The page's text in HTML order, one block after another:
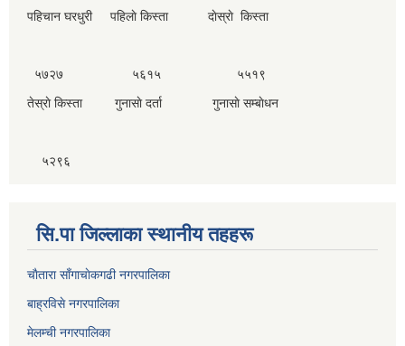
पहिचान घरधुरी पहिलाे किस्ता दाेस्राे किस्ता
५७२७ ५६१५ ५५१९
तेस्राे किस्ता गुनासाे दर्ता गुनासाे सम्बाेधन
५२९६
सि.पा जिल्लाका स्थानीय तहहरू
चाैतारा साँगाचाेकगढी नगरपालिका
बाह्रविसे नगरपालिका
मेलम्ची नगरपालिका